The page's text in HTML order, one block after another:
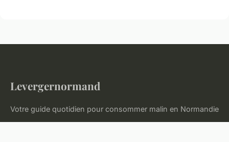
Levergernormand
Votre guide quotidien pour consommer malin en Normandie